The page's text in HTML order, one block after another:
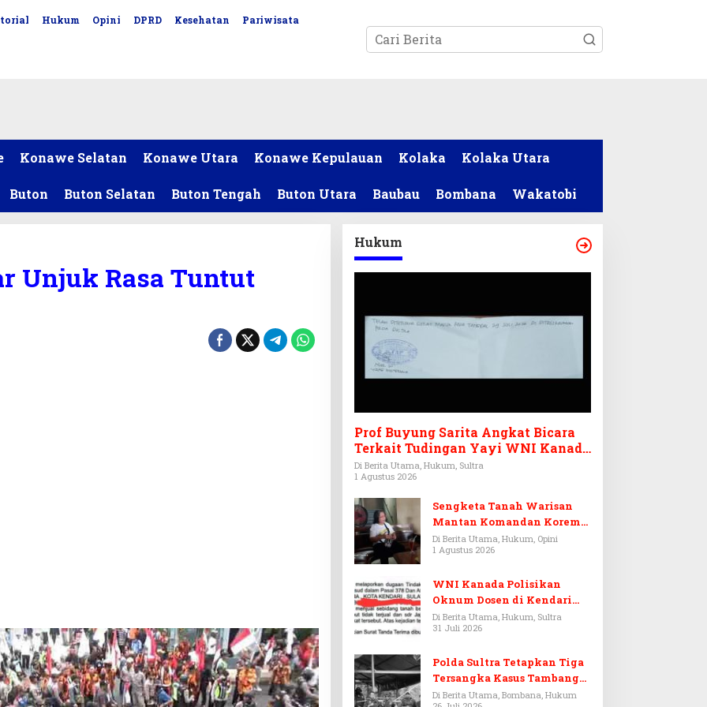
Hukum Opini DPRD Kesehatan Pariwisata
Konawe Selatan Konawe Utara Konawe Kepulauan Kolaka Kolaka Utara
Buton Buton Selatan Buton Tengah Buton Utara Baubau Bombana Wakatobi
Unjuk Rasa Tuntut
Hukum
Prof Buyung Sarita Angkat Bicara
Terkait Tudingan Yayi WNI Kanada
Ditagih Utang Rp3,6 Miliar
Di Berita Utama, Hukum, Sultra
1 Agustus 2026
Sengketa Tanah Warisan
Mantan Komandan Korem
143/HO, Ketika Warisan
Menjadi Arena Pemerasan
Di Berita Utama, Hukum, Opini
1 Agustus 2026
WNI Kanada Polisikan
Oknum Dosen di Kendari
Terkait Aset Puluhan Miliar
Di Berita Utama, Hukum, Sultra
31 Juli 2026
Polda Sultra Tetapkan Tiga
Tersangka Kasus Tambang
Emas Ilegal di Bombana
Di Berita Utama, Bombana, Hukum